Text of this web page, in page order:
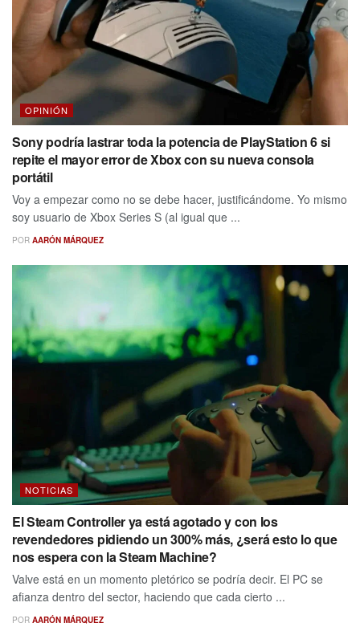
OPINIÓN
Sony podría lastrar toda la potencia de PlayStation 6 si
repite el mayor error de Xbox con su nueva consola
portátil
Voy a empezar como no se debe hacer, justificándome. Yo mismo
soy usuario de Xbox Series S (al igual que ...
POR AARÓN MÁRQUEZ
NOTICIAS
El Steam Controller ya está agotado y con los
revendedores pidiendo un 300% más, ¿será esto lo que
nos espera con la Steam Machine?
Valve está en un momento pletórico se podría decir. El PC se
afianza dentro del sector, haciendo que cada cierto ...
POR AARÓN MÁRQUEZ